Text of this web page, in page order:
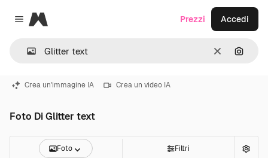
Close menu
Magnific
CancellaCerca
Prezzi Accedi
Crea un'immagine IA Crea un video IA
Foto Di Glitter text
Foto Filtri